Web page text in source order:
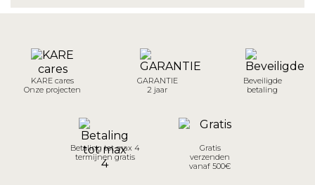
KARE cares
Onze projecten
GARANTIE
2 jaar
Beveiligde
betaling
Betaling tot max 4
termijnen gratis
Gratis
verzenden
vanaf 500€